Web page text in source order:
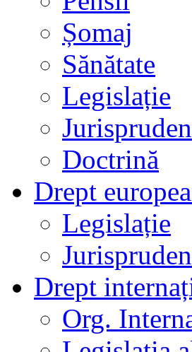
Șomaj
Sănătate
Legislație
Doctrină
Drept
Legislație
Drept
Org.